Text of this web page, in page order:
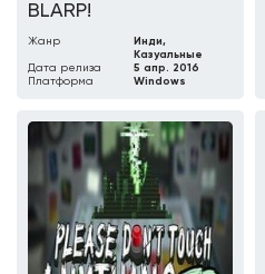
BLARP!
Жанр
Инди,
Казуальные
Дата релиза
5 апр. 2016
Платформа
Windows